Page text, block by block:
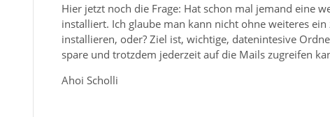
Hier jetzt noch die Frage: Hat schon mal jemand eine
installiert. Ich glaube man kann nicht ohne weiteres
installieren, oder? Ziel ist, wichtige, datenintesive
spare und trotzdem jederzeit auf die Mails zugreifen
Ahoi Scholli